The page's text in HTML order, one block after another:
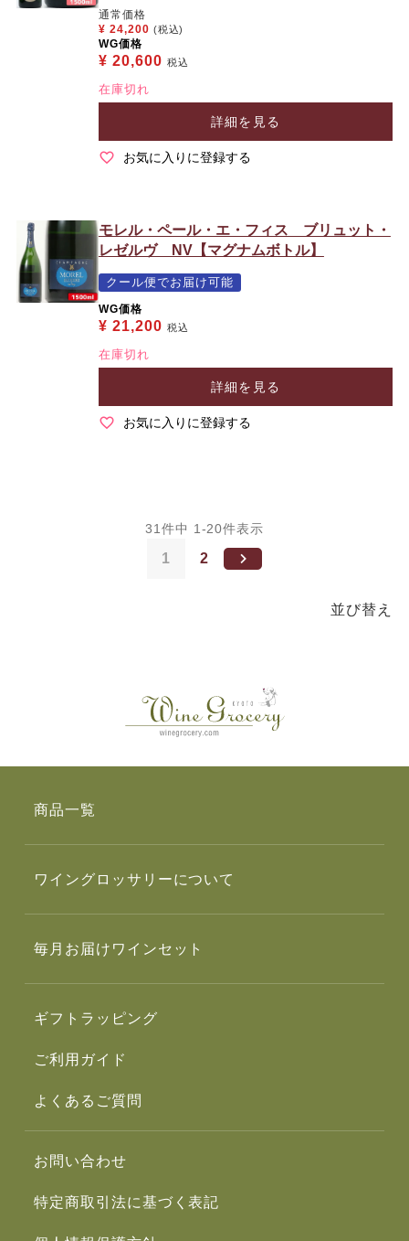
通常価格
¥ 24,200 (税込)
WG価格
¥ 20,600 税込
在庫切れ
詳細を見る
お気に入りに登録する
モレル・ペール・エ・フィス ブリュット・
レゼルヴ NV【マグナムボトル】
クール便でお届け可能
WG価格
¥ 21,200 税込
在庫切れ
詳細を見る
お気に入りに登録する
並び替え
31 件中 1 -20件表示
1 2
商品一覧
ワイングロッサリーについて
毎月お届けワインセット
ギフトラッピング
ご利用ガイド
よくあるご質問
お問い合わせ
特定商取引法に基づく表記